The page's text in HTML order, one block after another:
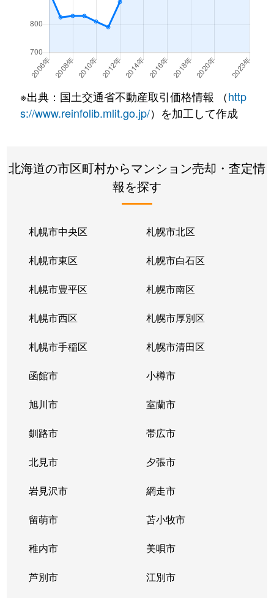
※出典：国土交通省不動産取引価格情報 （http
s://www.reinfolib.mlit.go.jp/）を加工して作成
北海道の市区町村からマンション売却・査定情
報を探す
札幌市中央区 札幌市北区
札幌市東区 札幌市白石区
札幌市豊平区 札幌市南区
札幌市西区 札幌市厚別区
札幌市手稲区 札幌市清田区
函館市 小樽市
旭川市 室蘭市
釧路市 帯広市
北見市 夕張市
岩見沢市 網走市
留萌市 苫小牧市
稚内市 美唄市
芦別市 江別市